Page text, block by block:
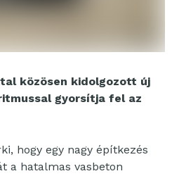
közösen kidolgozott új
gyorsítja fel az
hogy egy nagy építkezés
a hatalmas vasbeton